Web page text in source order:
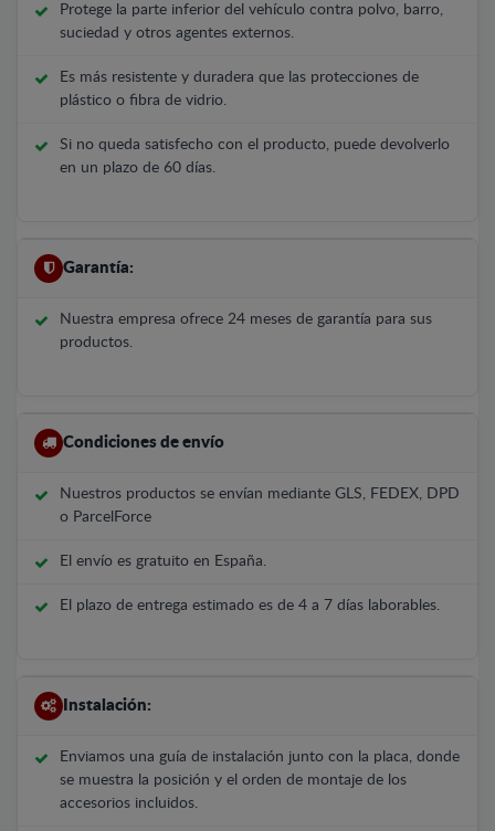
Protege la parte inferior del vehículo contra polvo, barro,
suciedad y otros agentes externos.
Es más resistente y duradera que las protecciones de
plástico o fibra de vidrio.
Si no queda satisfecho con el producto, puede devolverlo
en un plazo de 60 días.
Garantía:
Nuestra empresa ofrece 24 meses de garantía para sus
productos.
Condiciones de envío
Nuestros productos se envían mediante GLS, FEDEX, DPD
o ParcelForce
El envío es gratuito en España.
El plazo de entrega estimado es de 4 a 7 días laborables.
Instalación:
Enviamos una guía de instalación junto con la placa, donde
se muestra la posición y el orden de montaje de los
accesorios incluidos.